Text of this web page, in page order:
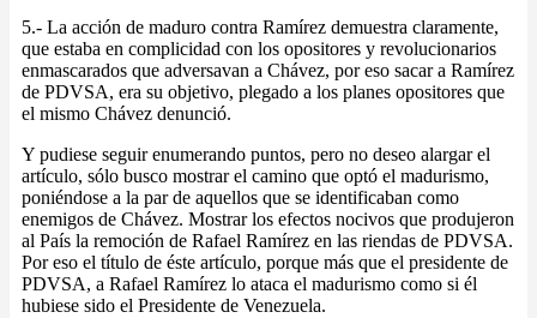
5.- La acción de maduro contra Ramírez demuestra claramente,
que estaba en complicidad con los opositores y revolucionarios
enmascarados que adversavan a Chávez, por eso sacar a Ramírez
de PDVSA, era su objetivo, plegado a los planes opositores que
el mismo Chávez denunció.
Y pudiese seguir enumerando puntos, pero no deseo alargar el
artículo, sólo busco mostrar el camino que optó el madurismo,
poniéndose a la par de aquellos que se identificaban como
enemigos de Chávez. Mostrar los efectos nocivos que produjeron
al País la remoción de Rafael Ramírez en las riendas de PDVSA.
Por eso el título de éste artículo, porque más que el presidente de
PDVSA, a Rafael Ramírez lo ataca el madurismo como si él
hubiese sido el Presidente de Venezuela.